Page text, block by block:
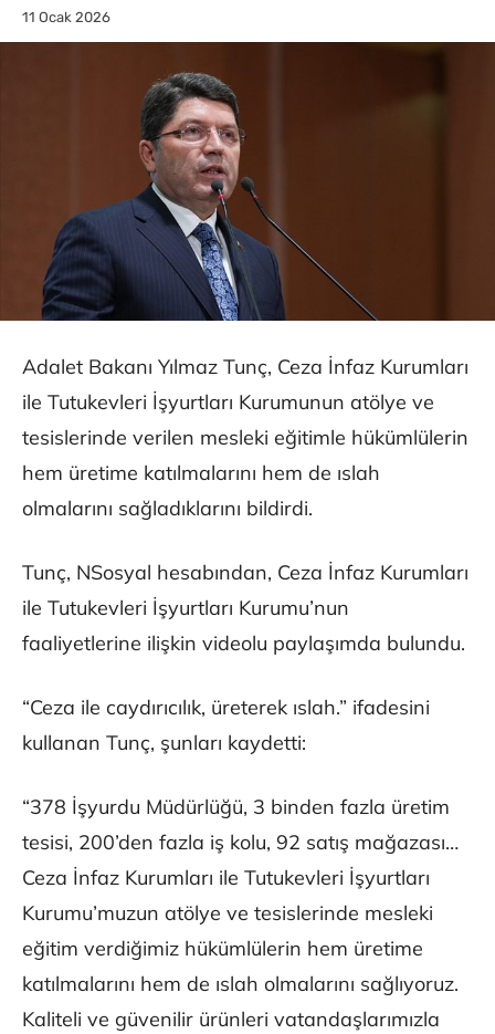
11 Ocak 2026
Adalet Bakanı Yılmaz Tunç, Ceza İnfaz Kurumları
ile Tutukevleri İşyurtları Kurumunun atölye ve
tesislerinde verilen mesleki eğitimle hükümlülerin
hem üretime katılmalarını hem de ıslah
olmalarını sağladıklarını bildirdi.
Tunç, NSosyal hesabından, Ceza İnfaz Kurumları
ile Tutukevleri İşyurtları Kurumu’nun
faaliyetlerine ilişkin videolu paylaşımda bulundu.
“Ceza ile caydırıcılık, üreterek ıslah.” ifadesini
kullanan Tunç, şunları kaydetti:
“378 İşyurdu Müdürlüğü, 3 binden fazla üretim
tesisi, 200’den fazla iş kolu, 92 satış mağazası…
Ceza İnfaz Kurumları ile Tutukevleri İşyurtları
Kurumu’muzun atölye ve tesislerinde mesleki
eğitim verdiğimiz hükümlülerin hem üretime
katılmalarını hem de ıslah olmalarını sağlıyoruz.
Kaliteli ve güvenilir ürünleri vatandaşlarımızla